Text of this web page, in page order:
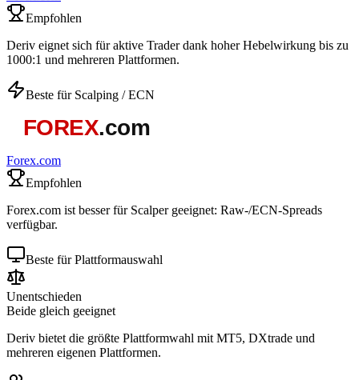
Empfohlen
Deriv eignet sich für aktive Trader dank hoher Hebelwirkung bis zu
1000:1 und mehreren Plattformen.
Beste für Scalping / ECN
Forex.com
Empfohlen
Forex.com ist besser für Scalper geeignet: Raw-/ECN-Spreads
verfügbar.
Beste für Plattformauswahl
Unentschieden
Beide gleich geeignet
Deriv bietet die größte Plattformwahl mit MT5, DXtrade und
mehreren eigenen Plattformen.